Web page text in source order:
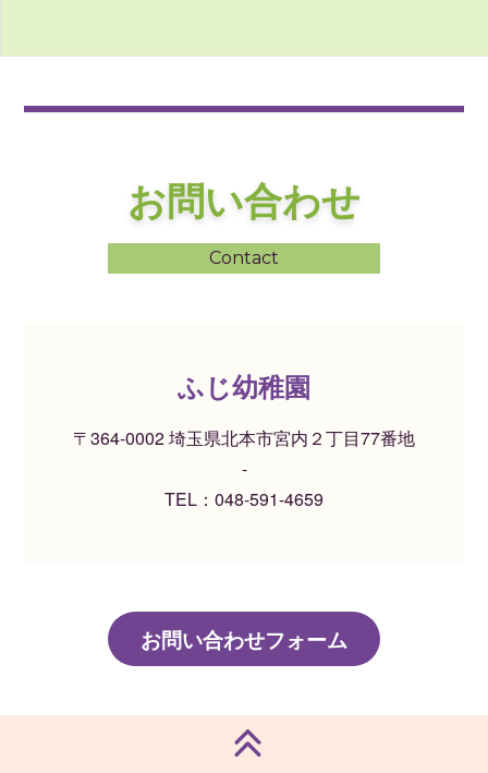
お問い合わせ
Contact
ふじ幼稚園
〒364-0002 埼玉県北本市宮内２丁目77番地
-
TEL： 048-591-4659
お問い合わせフォーム